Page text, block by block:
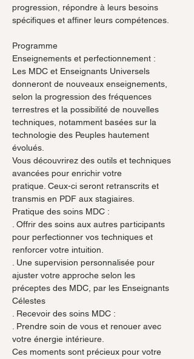
progression, répondre à leurs besoins
spécifiques et affiner leurs compétences.
Programme
Enseignements et perfectionnement :
Les MDC et Enseignants Universels
donneront de nouveaux enseignements,
selon la progression des fréquences
terrestres et la possibilité de nouvelles
techniques, notamment basées sur la
technologie des Peuples hautement
évolués.
Vous découvrirez des outils et techniques
avancées pour enrichir votre
pratique. Ceux-ci seront retranscrits et
transmis en PDF aux stagiaires.
Pratique des soins MDC :
. Offrir des soins aux autres participants
pour perfectionner vos techniques et
renforcer votre intuition.
. Une supervision personnalisée pour
ajuster votre approche selon les
préceptes des MDC, par les Enseignants
Célestes
. Recevoir des soins MDC :
. Prendre soin de vous et renouer avec
votre énergie intérieure.
Ces moments sont précieux pour votre